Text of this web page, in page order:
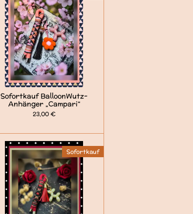
Sofortkauf BalloonWutz-
Anhänger „Campari“
23,00 €
Sofortkauf